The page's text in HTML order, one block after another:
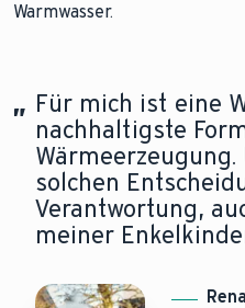
Warmwasser.
„ Für mich ist eine
nachhaltigste
solchen
Verantwortung,
meiner